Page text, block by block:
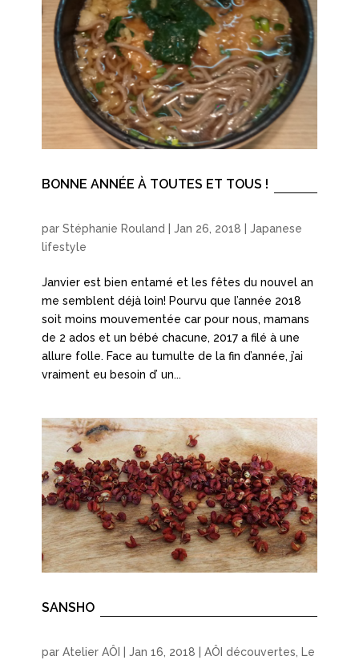
BONNE ANNÉE À TOUTES ET TOUS !
parStéphanie Rouland |Jan 26, 2018 |Japanese
lifestyle
Janvier est bien entamé et les fêtes du nouvel an
me semblent déjà loin! Pourvu que l’année 2018
soit moins mouvementée car pour nous, mamans
de 2 ados et un bébé chacune, 2017 a filé à une
allure folle. Face au tumulte de la fin d’année, j’ai
vraiment eu besoin d’ un...
SANSHO
parAtelier AÔI |Jan 16, 2018 |AÔI découvertes
Le